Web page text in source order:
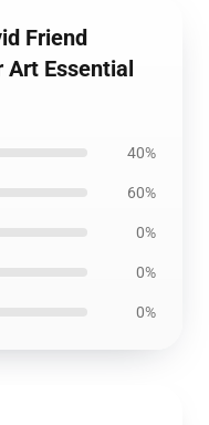
Friend
Art Essential
40%
60%
0%
0%
0%